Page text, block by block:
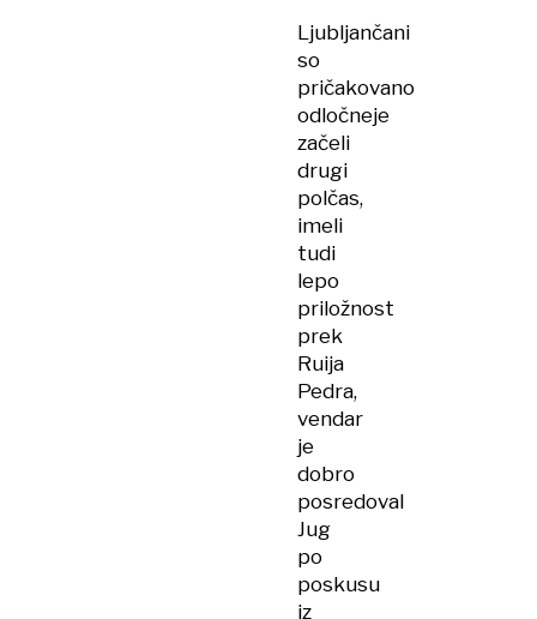
Ljubljančani
so
pričakovano
odločneje
začeli
drugi
polčas,
imeli
tudi
lepo
priložnost
prek
Ruija
Pedra,
vendar
je
dobro
posredoval
Jug
po
poskusu
iz